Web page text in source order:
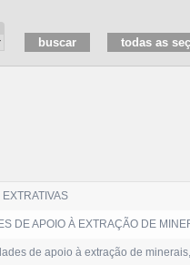
EXTRATIVAS
DE APOIO À EXTRAÇÃO DE
de apoio à extração de